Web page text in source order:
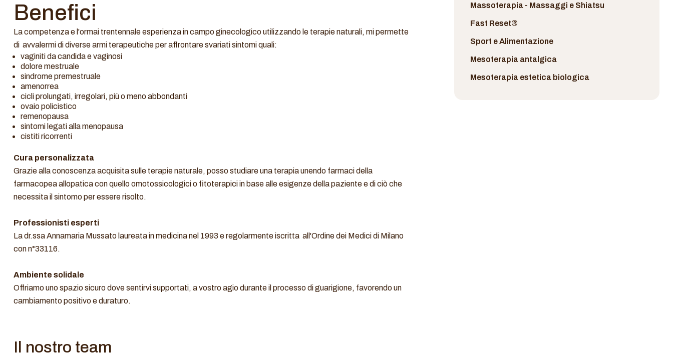
Benefici
La competenza e l'ormai trentennale esperienza in campo ginecologico utilizzando le terapie naturali, mi permette
di avvalermi di diverse armi terapeutiche per affrontare svariati sintomi quali:
vaginiti da candida e vaginosi
dolore mestruale
sindrome premestruale
amenorrea
cicli prolungati, irregolari, più o meno abbondanti
ovaio policistico
remenopausa
sintomi legati alla menopausa
cistiti ricorrenti
Cura personalizzata
Grazie alla conoscenza acquisita sulle terapie naturale, posso studiare una terapia unendo farmaci della
farmacopea allopatica con quello omotossicologici o fitoterapici in base alle esigenze della paziente e di ciò che
necessita il sintomo per essere risolto.
Professionisti esperti
La dr.ssa Annamaria Mussato laureata in medicina nel 1993 e regolarmente iscritta all'Ordine dei Medici di Milano
con n°33116.
Ambiente solidale
Offriamo uno spazio sicuro dove sentirvi supportati, a vostro agio durante il processo di guarigione, favorendo un
cambiamento positivo e duraturo.
Il nostro team
Massoterapia - Massaggi e Shiatsu
Fast Reset®
Sport e Alimentazione
Mesoterapia antalgica
Mesoterapia estetica biologica